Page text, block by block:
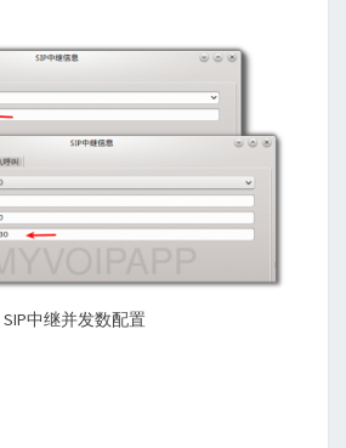
SIP中继并发数配置